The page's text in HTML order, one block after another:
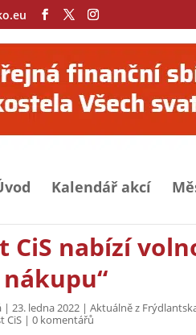
Kalendář akcí
CiS nabízí
|23. ledna 2022 |Aktuálně z
CiS |0 komentářů